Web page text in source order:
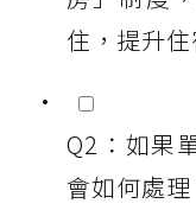
住，提升
Q2：如果
會如何處理